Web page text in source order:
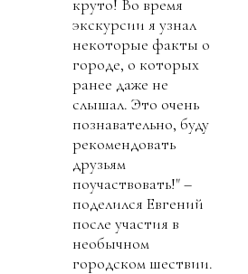
круто! Во время
экскурсии я узнал
некоторые факты о
городе, о которых
ранее даже не
слышал. Это очень
познавательно, буду
рекомендовать
друзьям
поучаствовать!" –
поделился Евгений
после участия в
необычном
городском шествии.